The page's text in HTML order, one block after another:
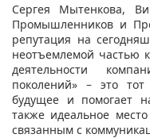
Сергея Мытенкова,
Промышленников и
репутация на
неотъемлемой частью
деятельности
поколений» – это
будущее и помогает
также идеальное
связанным с